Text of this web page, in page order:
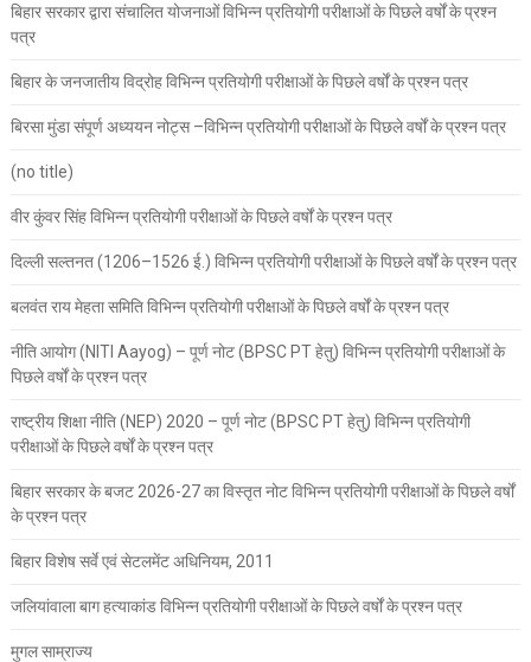
बिहार सरकार द्वारा संचालित योजनाओं विभिन्न प्रतियोगी परीक्षाओं के पिछले वर्षों के प्रश्न
पत्र
बिहार के जनजातीय विद्रोह विभिन्न प्रतियोगी परीक्षाओं के पिछले वर्षों के प्रश्न पत्र
बिरसा मुंडा संपूर्ण अध्ययन नोट्स –विभिन्न प्रतियोगी परीक्षाओं के पिछले वर्षों के प्रश्न पत्र
(no title)
वीर कुंवर सिंह विभिन्न प्रतियोगी परीक्षाओं के पिछले वर्षों के प्रश्न पत्र
दिल्ली सल्तनत (1206–1526 ई.) विभिन्न प्रतियोगी परीक्षाओं के पिछले वर्षों के प्रश्न पत्र
बलवंत राय मेहता समिति विभिन्न प्रतियोगी परीक्षाओं के पिछले वर्षों के प्रश्न पत्र
नीति आयोग (NITI Aayog) – पूर्ण नोट (BPSC PT हेतु) विभिन्न प्रतियोगी परीक्षाओं के
पिछले वर्षों के प्रश्न पत्र
राष्ट्रीय शिक्षा नीति (NEP) 2020 – पूर्ण नोट (BPSC PT हेतु) विभिन्न प्रतियोगी
परीक्षाओं के पिछले वर्षों के प्रश्न पत्र
बिहार सरकार के बजट 2026-27 का विस्तृत नोट विभिन्न प्रतियोगी परीक्षाओं के पिछले वर्षों
के प्रश्न पत्र
बिहार विशेष सर्वे एवं सेटलमेंट अधिनियम, 2011
जलियांवाला बाग हत्याकांड विभिन्न प्रतियोगी परीक्षाओं के पिछले वर्षों के प्रश्न पत्र
मुगल साम्राज्य